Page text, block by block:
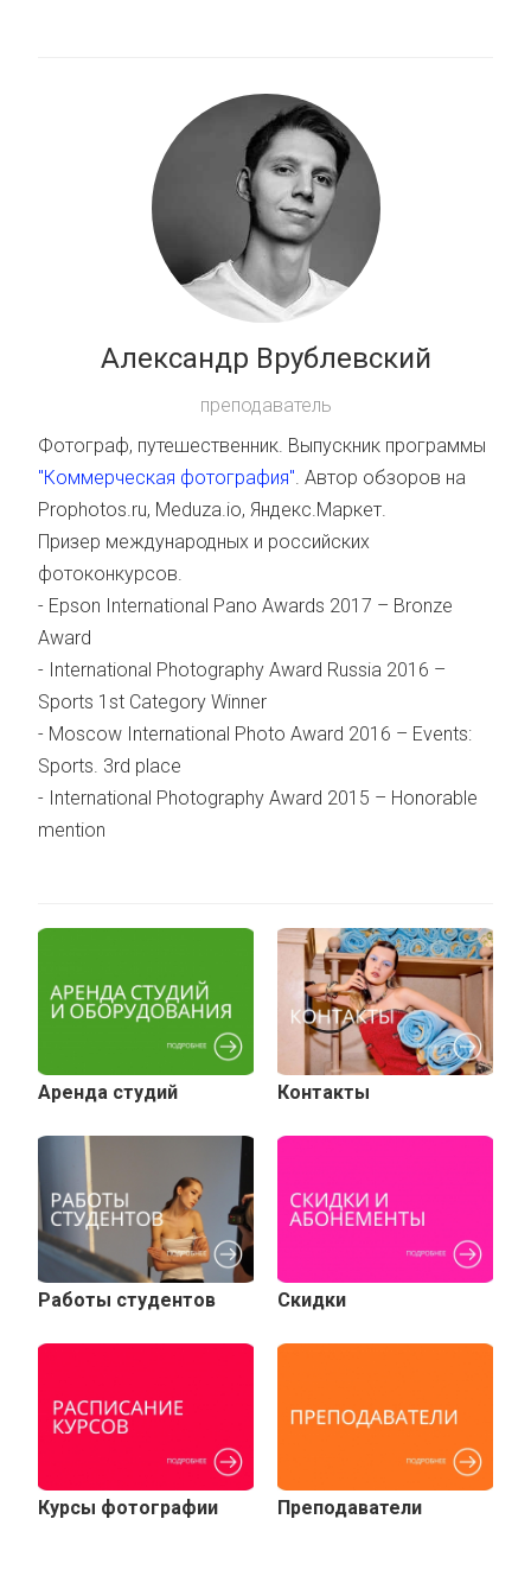
Александр Врублевский
преподаватель
Фотограф, путешественник. Выпускник программы
"Коммерческая фотография" . Автор обзоров на
Prophotos.ru, Meduza.io, Яндекс.Маркет.
Призер международных и российских
фотоконкурсов.
- Epson International Pano Awards 2017 – Bronze
Award
- International Photography Award Russia 2016 –
Sports 1st Category Winner
- Moscow International Photo Award 2016 – Events:
Sports. 3rd place
- International Photography Award 2015 – Honorable
mention
Аренда студий Контакты
Работы студентов Скидки
Курсы фотографии Преподаватели